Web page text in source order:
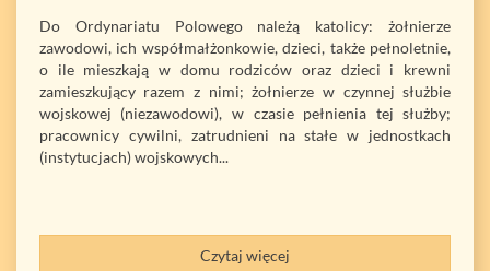
Do Ordynariatu Polowego należą katolicy: żołnierze
zawodowi, ich współmałżonkowie, dzieci, także pełnoletnie,
o ile mieszkają w domu rodziców oraz dzieci i krewni
zamieszkujący razem z nimi; żołnierze w czynnej służbie
wojskowej (niezawodowi), w czasie pełnienia tej służby;
pracownicy cywilni, zatrudnieni na stałe w jednostkach
(instytucjach) wojskowych...
Czytaj więcej